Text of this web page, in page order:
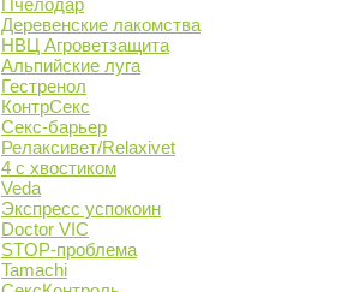
Пчелодар
Деревенские лакомства
НВЦ Агроветзащита
Альпийские луга
Гестренол
КонтрСекс
Секс-барьер
Релаксивет/Relaxivet
4 с хвостиком
Veda
Экспресс успокоин
Doctor VIC
STOP-проблема
Tamachi